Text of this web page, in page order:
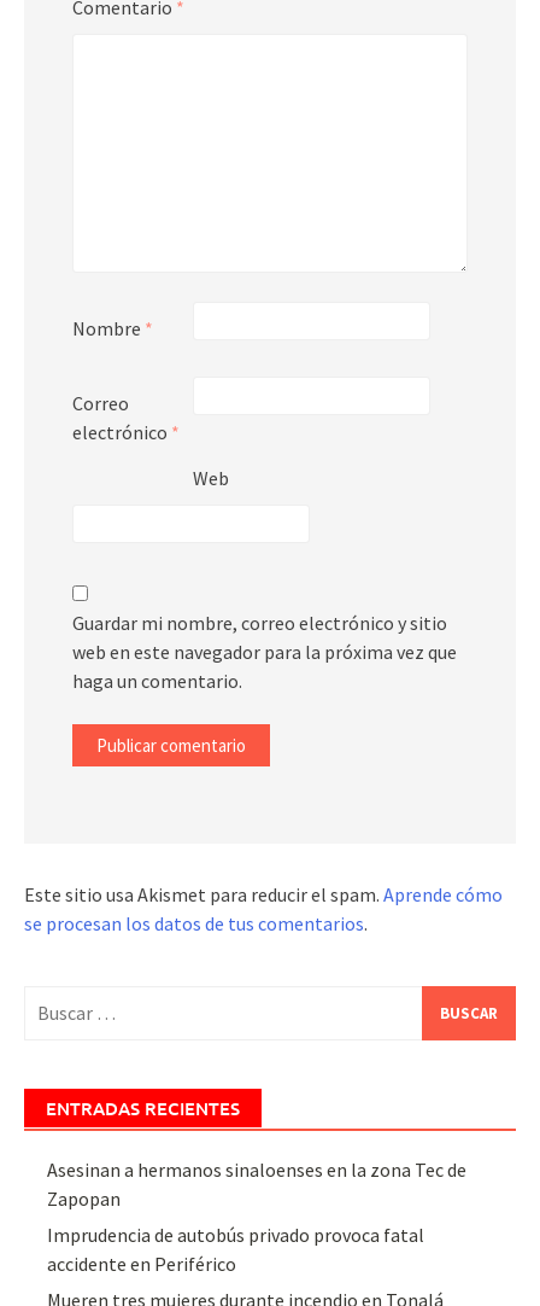
Comentario *
Nombre *
Correo
electrónico *
Web
Guardar mi nombre, correo electrónico y sitio
web en este navegador para la próxima vez que
haga un comentario.
Este sitio usa Akismet para reducir el spam. Aprende cómo
se procesan los datos de tus comentarios.
ENTRADAS RECIENTES
Asesinan a hermanos sinaloenses en la zona Tec de
Zapopan
Imprudencia de autobús privado provoca fatal
accidente en Periférico
Mueren tres mujeres durante incendio en Tonalá